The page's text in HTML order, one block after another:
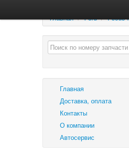
Главная / Ford / Focus
Главная
Доставка, оплата
Контакты
О компании
Автосервис